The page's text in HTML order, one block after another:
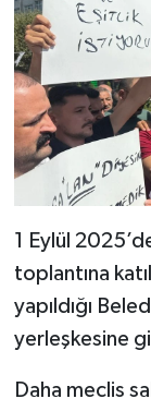
1 Eylül
toplantına
yapıldığı
yerleşkesine
Daha meclis